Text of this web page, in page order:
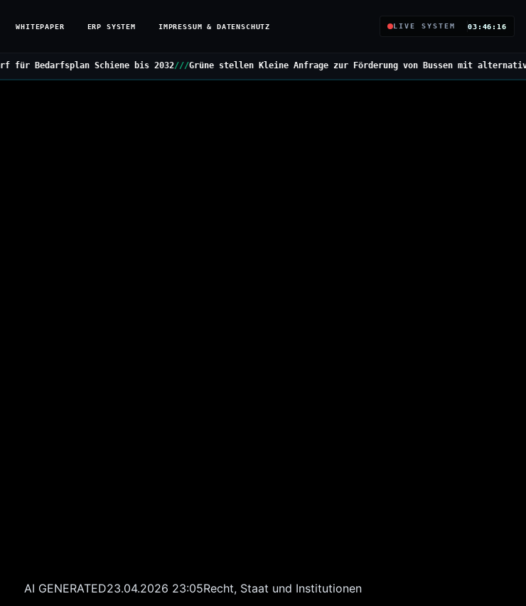
WHITEPAPER ERP SYSTEM IMPRESSUM & DATENSCHUTZ LIVE SYSTEM 03:46:17
bis 2032///Grüne stellen Kleine Anfrage zur Förderung von Bussen mit alternativen Antrieben///
AI GENERATED23.04.2026 23:05Recht, Staat und Institutionen